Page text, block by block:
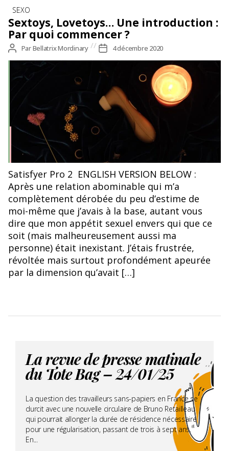
Catégories
SEXO
Sextoys, Lovetoys… Une introduction :
Par quoi commencer ?
Auteur
de
ParBellatrix Mordinary
Date
de
l’article
4 décembre 2020
Satisfyer Pro 2 ENGLISH VERSION BELOW :
Après une relation abominable qui m’a
complètement dérobée du peu d’estime de
moi-même que j’avais à la base, autant vous
dire que mon appétit sexuel envers qui que ce
soit (mais malheureusement aussi ma
personne) était inexistant. J’étais frustrée,
révoltée mais surtout profondément apeurée
par la dimension qu’avait […]
La revue de presse matinale
du Tote Bag – 24/01/25
La question des travailleurs sans-papiers en France se
durcit avec une nouvelle circulaire de Bruno Retailleau
qui pourrait allonger la durée de résidence nécessaire
pour une régularisation, passant de trois à sept ans.
En...